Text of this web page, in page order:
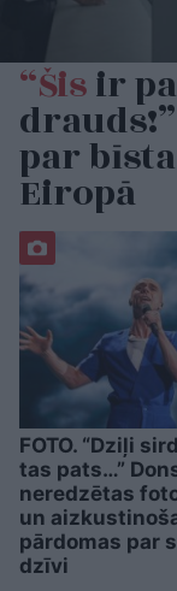
“Šisir
par
Eiropā
FOTO. “Dziļi
tas pats…”
neredzētas
un
pārdomas par
dzīvi